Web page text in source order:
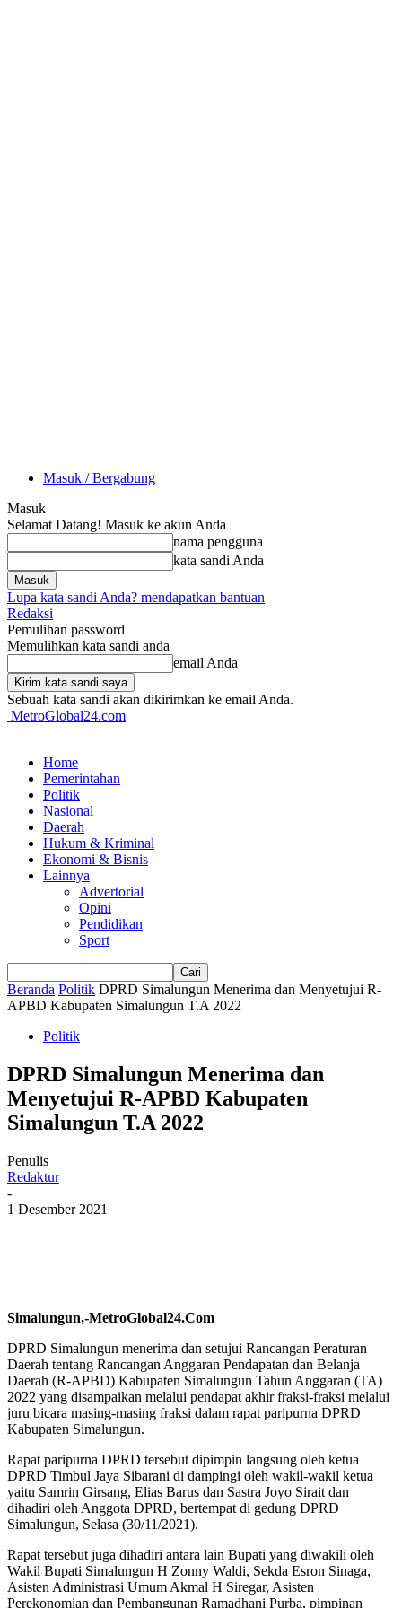
Masuk / Bergabung
Masuk
Selamat Datang! Masuk ke akun Anda
nama pengguna
kata sandi Anda
Lupa kata sandi Anda? mendapatkan bantuan
Redaksi
Pemulihan password
Memulihkan kata sandi anda
email Anda
Sebuah kata sandi akan dikirimkan ke email Anda.
MetroGlobal24.com
Home
Pemerintahan
Politik
Nasional
Daerah
Hukum & Kriminal
Ekonomi & Bisnis
Lainnya
Advertorial
Opini
Pendidikan
Sport
Beranda Politik DPRD Simalungun Menerima dan Menyetujui R-
APBD Kabupaten Simalungun T.A 2022
Politik
DPRD Simalungun Menerima dan
Menyetujui R-APBD Kabupaten
Simalungun T.A 2022
Penulis
Redaktur
-
1 Desember 2021
Simalungun,-MetroGlobal24.Com
DPRD Simalungun menerima dan setujui Rancangan Peraturan
Daerah tentang Rancangan Anggaran Pendapatan dan Belanja
Daerah (R-APBD) Kabupaten Simalungun Tahun Anggaran (TA)
2022 yang disampaikan melalui pendapat akhir fraksi-fraksi melalui
juru bicara masing-masing fraksi dalam rapat paripurna DPRD
Kabupaten Simalungun.
Rapat paripurna DPRD tersebut dipimpin langsung oleh ketua
DPRD Timbul Jaya Sibarani di dampingi oleh wakil-wakil ketua
yaitu Samrin Girsang, Elias Barus dan Sastra Joyo Sirait dan
dihadiri oleh Anggota DPRD, bertempat di gedung DPRD
Simalungun, Selasa (30/11/2021).
Rapat tersebut juga dihadiri antara lain Bupati yang diwakili oleh
Wakil Bupati Simalungun H Zonny Waldi, Sekda Esron Sinaga,
Asisten Administrasi Umum Akmal H Siregar, Asisten
Perekonomian dan Pembangunan Ramadhani Purba, pimpinan